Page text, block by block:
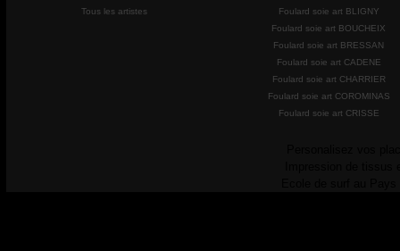
Tous les artistes
Foulard soie art BLIGNY
Foulard soie art BOUCHEIX
Foulard soie art BRESSAN
Foulard soie art CADENE
Foulard soie art CHARRIER
Foulard soie art COROMINAS
Foulard soie art CRISSE